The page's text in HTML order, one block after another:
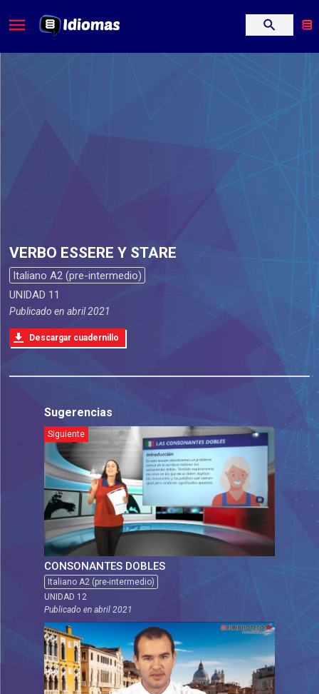
VERBO ESSERE Y STARE
Italiano A2 (pre-intermedio)
UNIDAD 11
Publicado enabril 2021
Descargar cuadernillo
Sugerencias
Siguiente
CONSONANTES DOBLES
Italiano A2 (pre-intermedio)
UNIDAD 12
Publicado enabril 2021